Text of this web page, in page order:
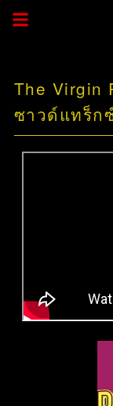
The Virgin
ซาวด์แทร็ก